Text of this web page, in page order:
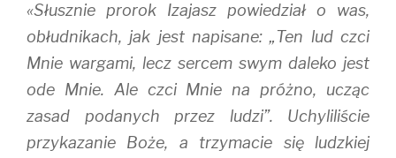
«Słusznie prorok Izajasz powiedział o was,
obłudnikach, jak jest napisane: „Ten lud czci
Mnie wargami, lecz sercem swym daleko jest
ode Mnie. Ale czci Mnie na próżno, ucząc
zasad podanych przez ludzi”. Uchyliliście
przykazanie Boże, a trzymacie się ludzkiej